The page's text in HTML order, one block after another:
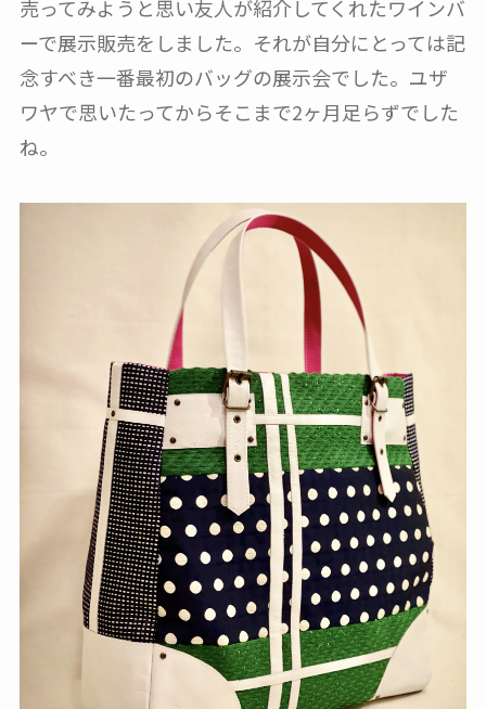
売ってみようと思い友人が紹介してくれたワインバ
ーで展示販売をしました。それが自分にとっては記
念すべき一番最初のバッグの展示会でした。ユザ
ワヤで思いたってからそこまで2ヶ月足らずでした
ね。